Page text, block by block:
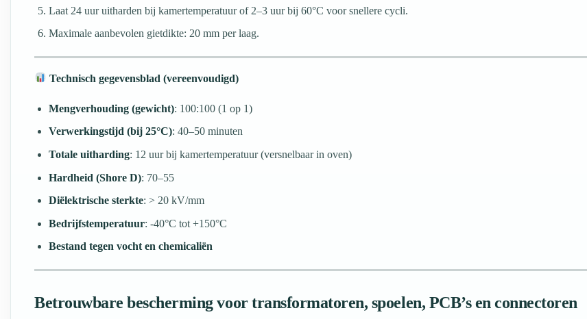
Laat 24 uur uitharden bij kamertemperatuur of 2–3 uur bij 60°C voor snellere cycli.
Maximale aanbevolen gietdikte: 20 mm per laag.
Technisch gegevensblad (vereenvoudigd)
Mengverhouding (gewicht): 100:100 (1 op 1)
Verwerkingstijd (bij 25°C): 40–50 minuten
Totale uitharding: 12 uur bij kamertemperatuur (versnelbaar in oven)
Hardheid (Shore D): 70–55
Diëlektrische sterkte: > 20 kV/mm
Bedrijfstemperatuur: -40°C tot +150°C
Bestand tegen vocht en chemicaliën
Betrouwbare bescherming voor transformatoren, spoelen, PCB’s en connectoren